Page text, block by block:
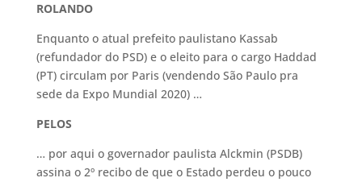
ROLANDO
Enquanto o atual prefeito paulistano Kassab
(refundador do PSD) e o eleito para o cargo Haddad
(PT) circulam por Paris (vendendo São Paulo pra
sede da Expo Mundial 2020) …
PELOS
… por aqui o governador paulista Alckmin (PSDB)
assina o 2º recibo de que o Estado perdeu o pouco